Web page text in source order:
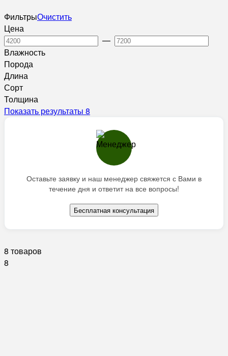
ФильтрыОчистить
Цена
—
Влажность
Порода
Длина
Сорт
Толщина
Показать результаты 8
Оставьте заявку и наш менеджер свяжется с Вами в
течение дня и ответит на все вопросы!
Бесплатная консультация
8 товаров
8